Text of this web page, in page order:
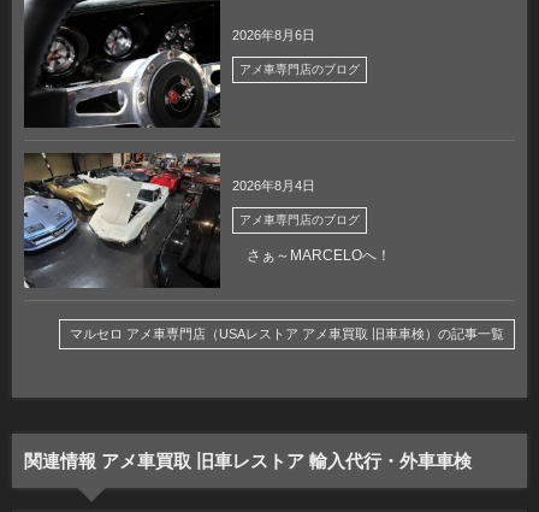
2026年8月6日
アメ車専門店のブログ
2026年8月4日
アメ車専門店のブログ
さぁ～MARCELOへ！
マルセロ アメ車専門店（USAレストア アメ車買取 旧車車検）の記事一覧
関連情報 アメ車買取 旧車レストア 輸入代行・外車車検